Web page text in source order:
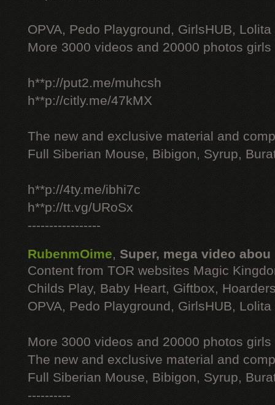
OPVA, Pedo Playground, GirlsHUB, Lolita
More 3000 videos and 20000 photos
h**p://put2.me/muhcsh
h**p://citly.me/47kMX
The new and exclusive material and
Full Siberian Mouse, Bibigon, Syrup,
h**p://4ty.me/ibhi7c
h**p://tt.vg/URoSx
-----------------
RubenmOime, Super, mega video abou
Content from TOR websites Magic
Childs Play, Baby Heart, Giftbox,
OPVA, Pedo Playground, GirlsHUB, Lolita
More 3000 videos and 20000 photos
The new and exclusive material and
Full Siberian Mouse, Bibigon, Syrup,
----------